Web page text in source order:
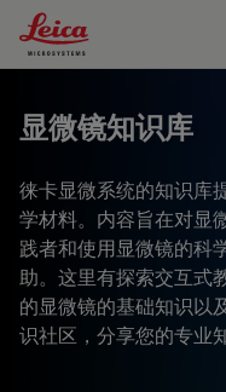
Leica Microsystems
显微镜知识库
徕卡显微系统的知识库
学材料。内容旨在对显
践者和使用显微镜的科
助。这里有探索交互式
的显微镜的基础知识
识社区，分享您的专业